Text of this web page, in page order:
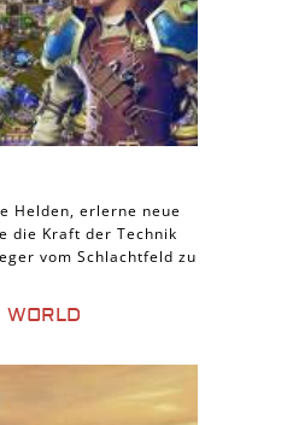
Helden, erlerne neue
die Kraft der Technik
vom Schlachtfeld zu